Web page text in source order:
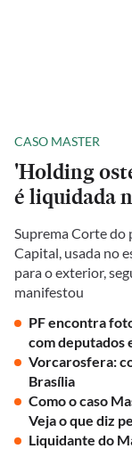
CASO MASTER
'Holding
é liquidada
Suprema Corte do
Capital, usada no
para o exterior,
manifestou
PF encontra
com deputados
Vorcarosfera:
Brasília
Como o caso
Veja o que diz
Liquidante do